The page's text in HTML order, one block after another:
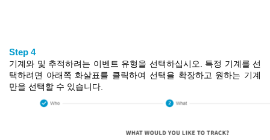
Step 4
기계와 및 추적하려는 이벤트 유형을 선택하십시오. 특정 기계를 선
택하려면 아래쪽 화살표를 클릭하여 선택을 확장하고 원하는 기계
만을 선택할 수 있습니다